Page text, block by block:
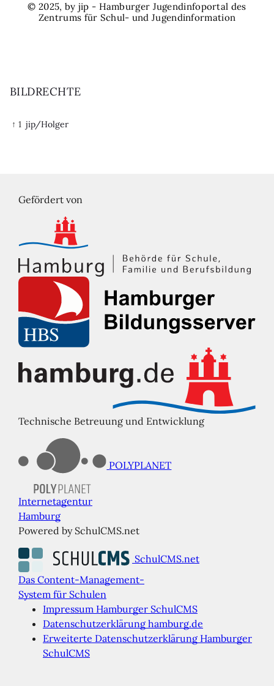
© 2025, by jip - Hamburger Jugendinfoportal des
Zentrums für Schul- und Jugendinformation
BILDRECHTE
↑ 1 jip/Holger
Gefördert von
Technische Betreuung und Entwicklung
POLYPLANET
Internetagentur
Hamburg
Powered by SchulCMS.net
SchulCMS.net
Das Content-Management-
System für Schulen
Impressum Hamburger SchulCMS
Datenschutzerklärung hamburg.de
Erweiterte Datenschutzerklärung Hamburger
SchulCMS